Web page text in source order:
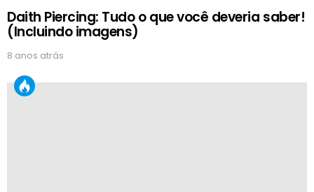
Daith Piercing: Tudo o que você deveria saber!
(Incluindo imagens)
8 anos atrás